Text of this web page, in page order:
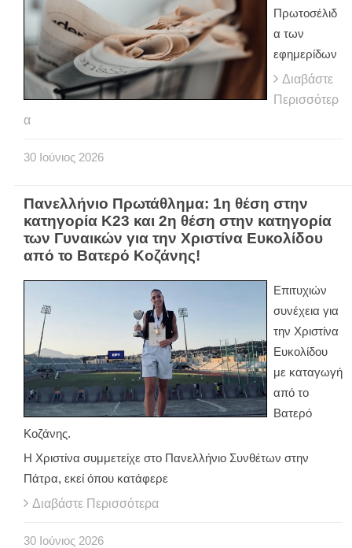
Πρωτοσέλιδ
α των
εφημερίδων
Διαβάστε
Περισσότερ
α
30 Ιούνιος 2026
Πανελλήνιο Πρωτάθλημα: 1η θέση στην
κατηγορία Κ23 και 2η θέση στην κατηγορία
των Γυναικών για την Χριστίνα Ευκολίδου
από το Βατερό Κοζάνης!
Επιτυχιών
συνέχεια για
την Χριστίνα
Ευκολίδου
με καταγωγή
από το
Βατερό
Κοζάνης.
Η Χριστίνα συμμετείχε στο Πανελλήνιο Συνθέτων στην
Πάτρα, εκεί όπου κατάφερε
Διαβάστε Περισσότερα
30 Ιούνιος 2026